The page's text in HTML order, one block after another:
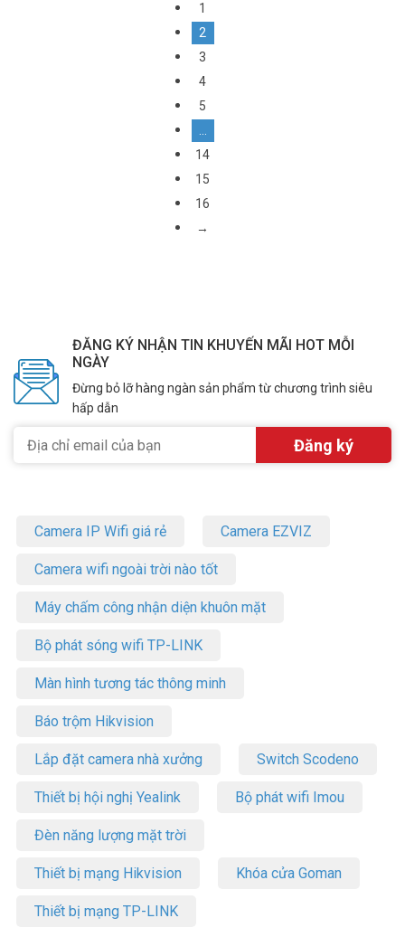
1
2
3
4
5
14
15
16
→
ĐĂNG KÝ NHẬN TIN KHUYẾN MÃI HOT MỖI
NGÀY
Đừng bỏ lỡ hàng ngàn sản phẩm từ chương trình siêu
hấp dẫn
Camera IP Wifi giá rẻ Camera EZVIZ
Camera wifi ngoài trời nào tốt
Máy chấm công nhận diện khuôn mặt
Bộ phát sóng wifi TP-LINK
Màn hình tương tác thông minh
Báo trộm Hikvision
Lắp đặt camera nhà xưởng Switch Scodeno
Thiết bị hội nghị Yealink Bộ phát wifi Imou
Đèn năng lượng mặt trời
Thiết bị mạng Hikvision Khóa cửa Goman
Thiết bị mạng TP-LINK